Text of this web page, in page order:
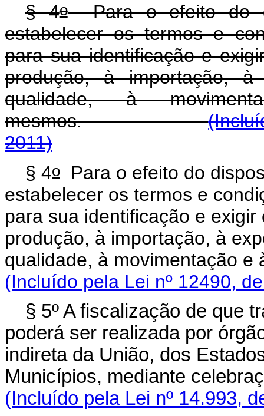
§ 4oPara o efeito do
estabelecer os termos e
para sua identificação e
produção, à importação, à
qualidade, à
mesmos.
2011)
§ 4o Para o efeito do
estabelecer os termos e
para sua identificação e
produção, à importação, à
qualidade, à
(Incluído pela Lei nº 12490,
§ 5º A fiscalização de que
poderá ser realizada por
indireta da União, dos
Municípios, mediante
(Incluído pela Lei nº 14.993,